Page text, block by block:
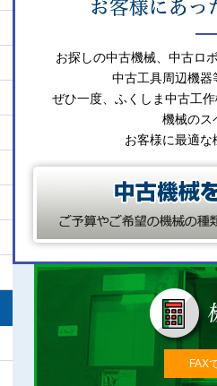
お探しの中古機械、中古ロ
中古工具周辺機器
ぜひ一度、ふくしま中古工
機械のス
お客様に最適
FAX